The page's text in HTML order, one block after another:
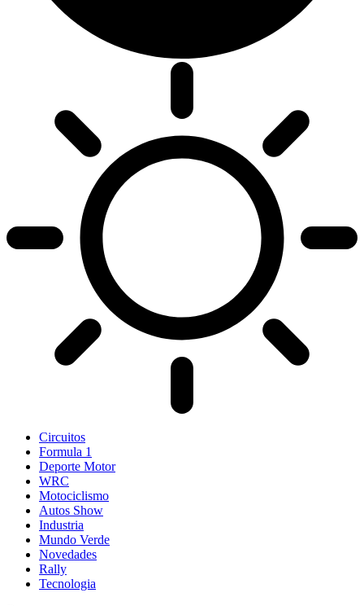
Circuitos
Formula 1
Deporte Motor
WRC
Motociclismo
Autos Show
Industria
Mundo Verde
Novedades
Rally
Tecnologia